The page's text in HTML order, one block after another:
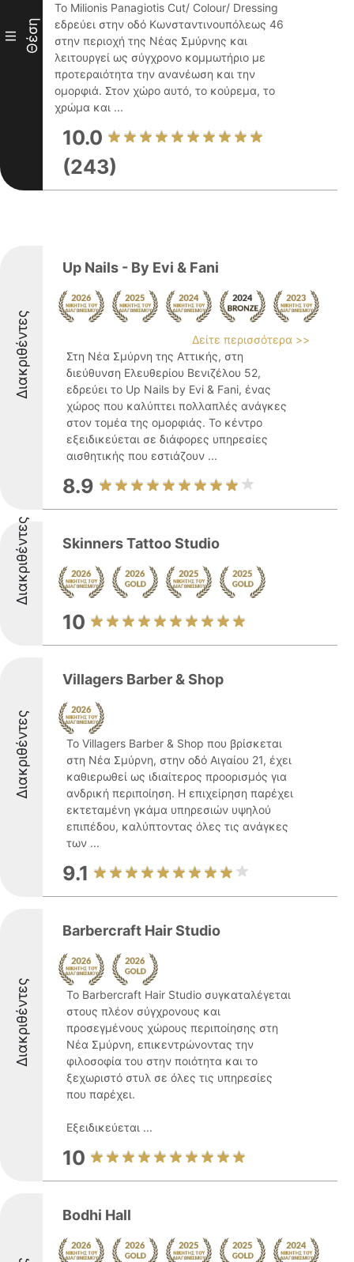
III Θέση
Το Milionis Panagiotis Cut/ Colour/ Dressing
εδρεύει στην οδό Κωνσταντινουπόλεως 46
στην περιοχή της Νέας Σμύρνης και
λειτουργεί ως σύγχρονο κομμωτήριο με
προτεραιότητα την ανανέωση και την
ομορφιά. Στον χώρο αυτό, το κούρεμα, το
χρώμα και ...
10.0
(243)
Διακριθέντες
Up Nails - By Evi & Fani
Δείτε περισσότερα >>
Στη Νέα Σμύρνη της Αττικής, στη
διεύθυνση Ελευθερίου Βενιζέλου 52,
εδρεύει το Up Nails by Evi & Fani, ένας
χώρος που καλύπτει πολλαπλές ανάγκες
στον τομέα της ομορφιάς. Το κέντρο
εξειδικεύεται σε διάφορες υπηρεσίες
αισθητικής που εστιάζουν ...
8.9
Διακριθέντες Skinners Tattoo Studio
10
Διακριθέντες
Villagers Barber & Shop
Το Villagers Barber & Shop που βρίσκεται
στη Νέα Σμύρνη, στην οδό Αιγαίου 21, έχει
καθιερωθεί ως ιδιαίτερος προορισμός για
ανδρική περιποίηση. Η επιχείρηση παρέχει
εκτεταμένη γκάμα υπηρεσιών υψηλού
επιπέδου, καλύπτοντας όλες τις ανάγκες
των ...
9.1
Διακριθέντες
Barbercraft Hair Studio
Το Barbercraft Hair Studio συγκαταλέγεται
στους πλέον σύγχρονους και
προσεγμένους χώρους περιποίησης στη
Νέα Σμύρνη, επικεντρώνοντας την
φιλοσοφία του στην ποιότητα και το
ξεχωριστό στυλ σε όλες τις υπηρεσίες
που παρέχει.
Εξειδικεύεται ...
10
Bodhi Hall